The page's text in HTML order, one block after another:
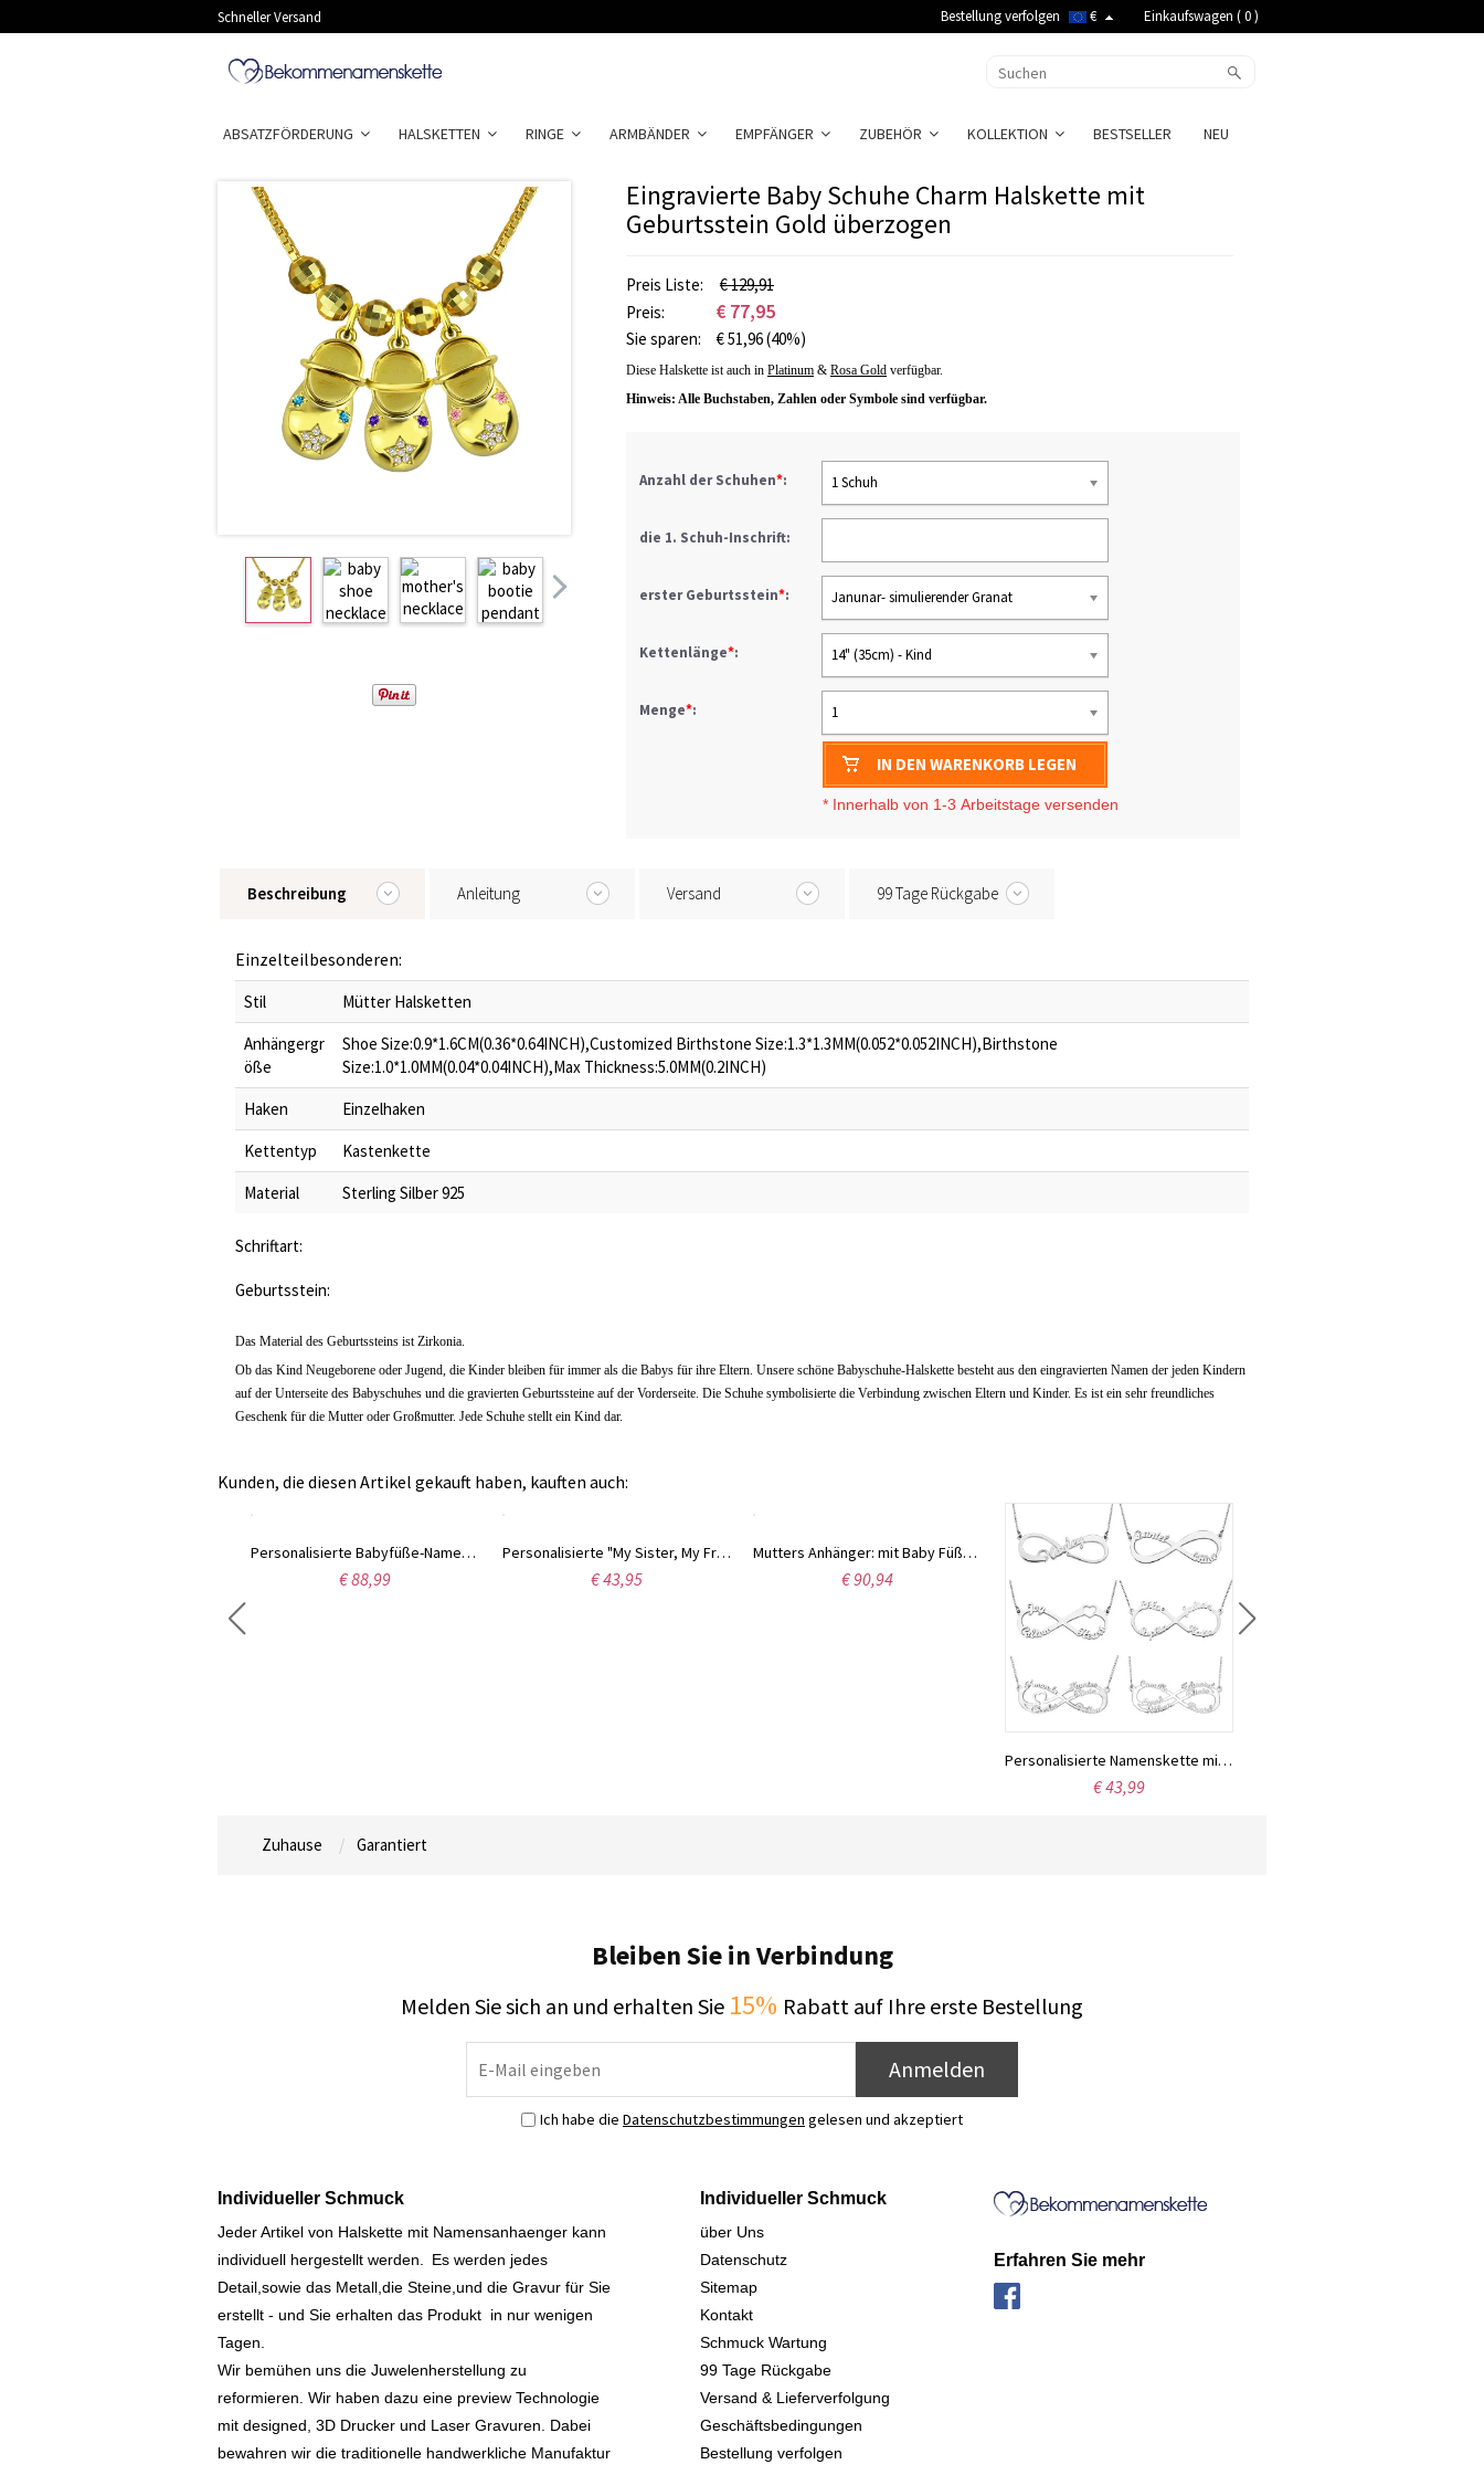
Schneller Versand Bestellung verfolgen € Einkaufswagen (0)
ABSATZFÖRDERUNG HALSKETTEN RINGE ARMBÄNDER EMPFÄNGER ZUBEHÖR KOLLEKTION BESTSELLER NEU
Eingravierte Baby Schuhe Charm Halskette mit
Geburtsstein Gold überzogen
Preis Liste:
€ 129,91
Preis:
€ 77,95
Sie sparen: €51,96(40%)
Diese Halskette ist auch in Platinum & Rosa Gold verfügbar.
Hinweis: Alle Buchstaben, Zahlen oder Symbole sind verfügbar.
Anzahl der Schuhen*: 1 Schuh
die 1. Schuh-Inschrift:
erster Geburtsstein*: Janunar- simulierender Granat
Kettenlänge*: 14" (35cm) - Kind
Menge*: 1
IN DEN WARENKORB LEGEN
* Innerhalb von 1-3 Arbeitstage versenden
Beschreibung Anleitung Versand 99 Tage Rückgabe
Einzelteilbesonderen:
Stil
Mütter Halsketten
Anhängergr
öße
Shoe Size:0.9*1.6CM(0.36*0.64INCH),Customized Birthstone Size:1.3*1.3MM(0.052*0.052INCH),Birthstone
Size:1.0*1.0MM(0.04*0.04INCH),Max Thickness:5.0MM(0.2INCH)
Haken
Einzelhaken
Kettentyp
Kastenkette
Material
Sterling Silber 925
Schriftart:
Geburtsstein:
Das Material des Geburtssteins ist Zirkonia.
Ob das Kind Neugeborene oder Jugend, die Kinder bleiben für immer als die Babys für ihre Eltern. Unsere schöne Babyschuhe-Halskette besteht aus den eingravierten Namen der jeden Kindern
auf der Unterseite des Babyschuhes und die gravierten Geburtssteine auf der Vorderseite. Die Schuhe symbolisierte die Verbindung zwischen Eltern und Kinder. Es ist ein sehr freundliches
Geschenk für die Mutter oder Großmutter. Jede Schuhe stellt ein Kind dar.
Kunden, die diesen Artikel gekauft haben, kauften auch:
Personalisierte Babyfüße-Namenskette mit Geburtssteinen 18k Gold
€ 88,99
Personalisierte "My Sister, My Friend" Halskette mit Geburtsstein Sterling Silber
€ 43,95
Mutters Anhänger: mit Baby Füße und 3 Namen Halskette in Rosa Gold
€ 90,94
Personalisierte Namenskette mit Infinity in Sterling Silber
€ 43,99
Zuhause Garantiert
Bleiben Sie in Verbindung
Melden Sie sich an und erhalten Sie 15% Rabatt auf Ihre erste Bestellung
Anmelden
Ich habe die Datenschutzbestimmungen gelesen und akzeptiert
Individueller Schmuck
Jeder Artikel von Halskette mit Namensanhaenger kann
individuell hergestellt werden.
Es werden jedes
Detail,sowie das Metall,die Steine,und die Gravur für Sie
erstellt - und Sie erhalten das Produkt in nur wenigen
Tagen.
Wir bemühen uns die Juwelenherstellung zu
reformieren. Wir haben dazu eine preview Technologie
mit designed, 3D Drucker und Laser Gravuren. Dabei
bewahren wir die traditionelle handwerkliche Manufaktur
Individueller Schmuck
über Uns
Datenschutz
Sitemap
Kontakt
Schmuck Wartung
99 Tage Rückgabe
Versand & Lieferverfolgung
Geschäftsbedingungen
Bestellung verfolgen
Erfahren Sie mehr